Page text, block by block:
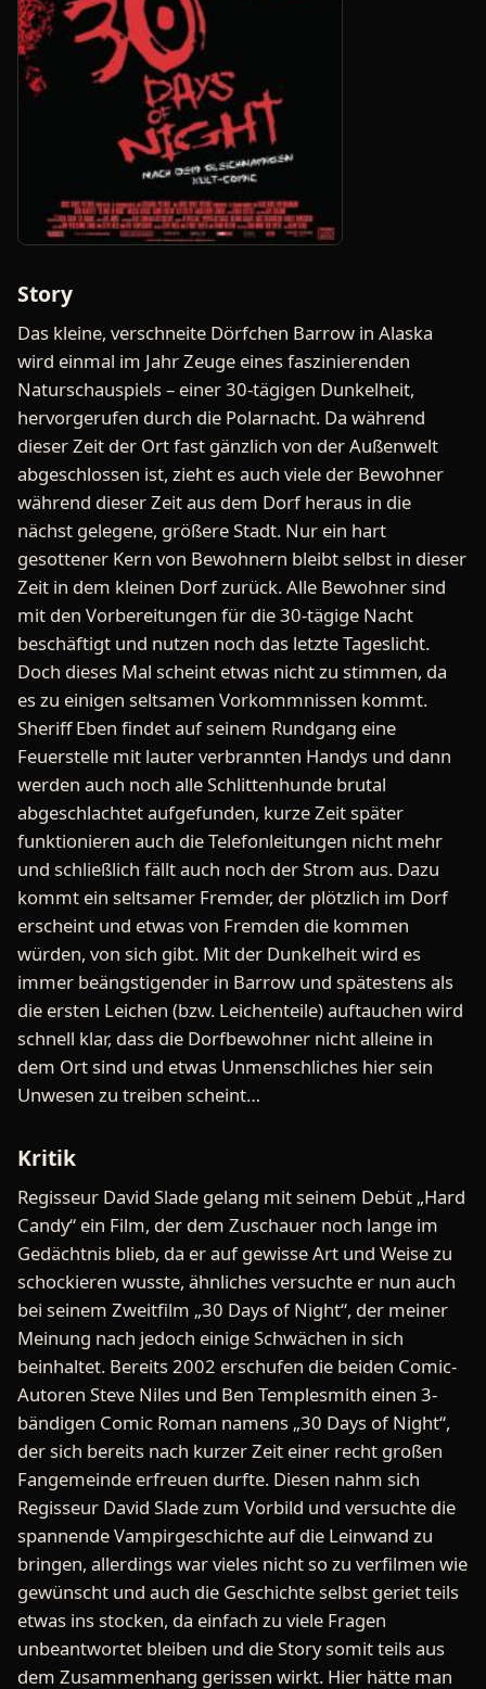
Story
Das kleine, verschneite Dörfchen Barrow in Alaska
wird einmal im Jahr Zeuge eines faszinierenden
Naturschauspiels – einer 30-tägigen Dunkelheit,
hervorgerufen durch die Polarnacht. Da während
dieser Zeit der Ort fast gänzlich von der Außenwelt
abgeschlossen ist, zieht es auch viele der Bewohner
während dieser Zeit aus dem Dorf heraus in die
nächst gelegene, größere Stadt. Nur ein hart
gesottener Kern von Bewohnern bleibt selbst in dieser
Zeit in dem kleinen Dorf zurück. Alle Bewohner sind
mit den Vorbereitungen für die 30-tägige Nacht
beschäftigt und nutzen noch das letzte Tageslicht.
Doch dieses Mal scheint etwas nicht zu stimmen, da
es zu einigen seltsamen Vorkommnissen kommt.
Sheriff Eben findet auf seinem Rundgang eine
Feuerstelle mit lauter verbrannten Handys und dann
werden auch noch alle Schlittenhunde brutal
abgeschlachtet aufgefunden, kurze Zeit später
funktionieren auch die Telefonleitungen nicht mehr
und schließlich fällt auch noch der Strom aus. Dazu
kommt ein seltsamer Fremder, der plötzlich im Dorf
erscheint und etwas von Fremden die kommen
würden, von sich gibt. Mit der Dunkelheit wird es
immer beängstigender in Barrow und spätestens als
die ersten Leichen (bzw. Leichenteile) auftauchen wird
schnell klar, dass die Dorfbewohner nicht alleine in
dem Ort sind und etwas Unmenschliches hier sein
Unwesen zu treiben scheint…
Kritik
Regisseur David Slade gelang mit seinem Debüt „Hard
Candy“ ein Film, der dem Zuschauer noch lange im
Gedächtnis blieb, da er auf gewisse Art und Weise zu
schockieren wusste, ähnliches versuchte er nun auch
bei seinem Zweitfilm „30 Days of Night“, der meiner
Meinung nach jedoch einige Schwächen in sich
beinhaltet. Bereits 2002 erschufen die beiden Comic-
Autoren Steve Niles und Ben Templesmith einen 3-
bändigen Comic Roman namens „30 Days of Night“,
der sich bereits nach kurzer Zeit einer recht großen
Fangemeinde erfreuen durfte. Diesen nahm sich
Regisseur David Slade zum Vorbild und versuchte die
spannende Vampirgeschichte auf die Leinwand zu
bringen, allerdings war vieles nicht so zu verfilmen wie
gewünscht und auch die Geschichte selbst geriet teils
etwas ins stocken, da einfach zu viele Fragen
unbeantwortet bleiben und die Story somit teils aus
dem Zusammenhang gerissen wirkt. Hier hätte man